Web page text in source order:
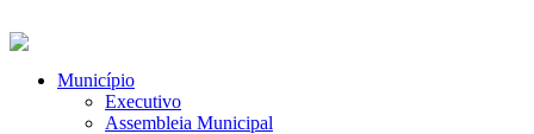
Município
Executivo
Assembleia Municipal